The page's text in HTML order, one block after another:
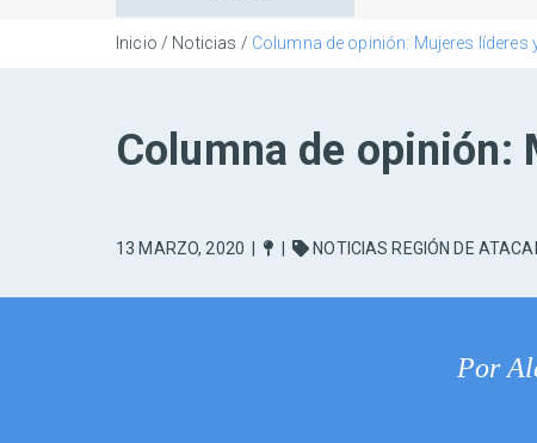
Inicio / Noticias / Columna de opinión: Mujeres
Columna de opinión:
13 MARZO, 2020 NOTICIAS REGIÓN DE
Por